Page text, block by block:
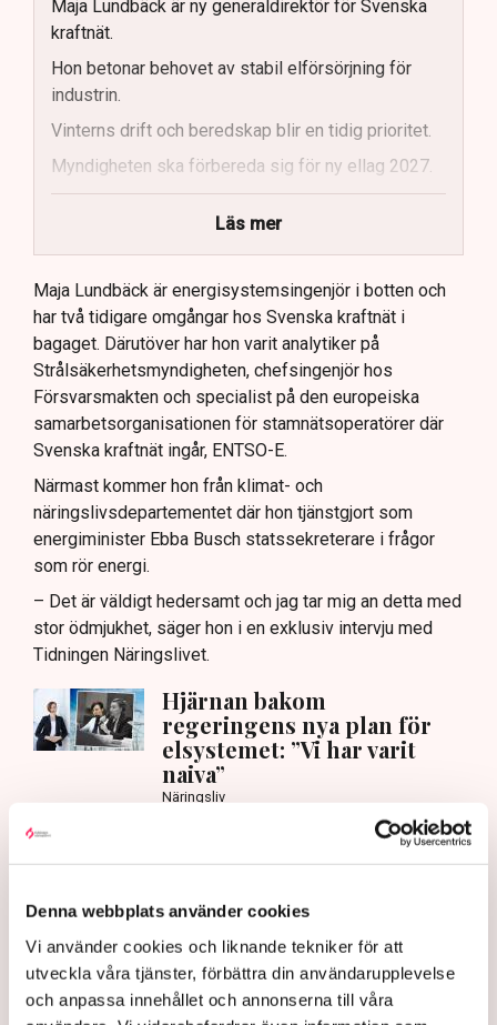
Denna webbplats använder cookies
Vi använder cookies och liknande tekniker för att
utveckla våra tjänster, förbättra din användarupplevelse
och anpassa innehållet och annonserna till våra
Maja Lundbäck är ny generaldirektör för Svenska
kraftnät.
Hon betonar behovet av stabil elförsörjning för
industrin.
Vinterns drift och beredskap blir en tidig prioritet.
Myndigheten ska förbereda sig för ny ellag 2027.
Maja Lundbäck vill se en mer proaktiv
Läs mer
Maja Lundbäck är energisystemsingenjör i botten och
har två tidigare omgångar hos Svenska kraftnät i
bagaget. Därutöver har hon varit analytiker på
Strålsäkerhetsmyndigheten, chefsingenjör hos
Försvarsmakten och specialist på den europeiska
samarbetsorganisationen för stamnätsoperatörer där
Svenska kraftnät ingår, ENTSO-E.
Närmast kommer hon från klimat- och
näringslivsdepartementet där hon tjänstgjort som
energiminister Ebba Busch statssekreterare i frågor
som rör energi.
– Det är väldigt hedersamt och jag tar mig an detta med
stor ödmjukhet, säger hon i en exklusiv intervju med
Tidningen Näringslivet.
Hjärnan bakom
regeringens nya plan för
elsystemet: ”Vi har varit
naiva”
Näringsliv
Vad kan Svenska kraftnät göra för att skapa
förutsättningar för näringslivet?
– Det är väldigt viktigt att tydliggöra hur vi kan
som en grundläggande förutsättning för vår
konkurrenskraft och då är det viktigt att säkerställa
leveranssäkerhet och att kunna visa företagen att